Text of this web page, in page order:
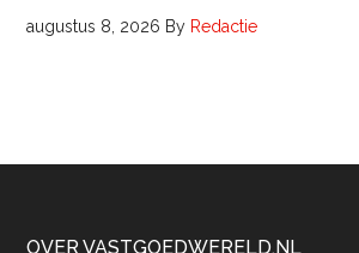
augustus 8, 2026 By Redactie
OVER VASTGOEDWERELD.NL